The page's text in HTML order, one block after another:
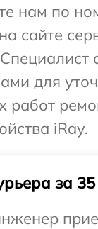
нам по
сайте
для
работ
iRay.
за